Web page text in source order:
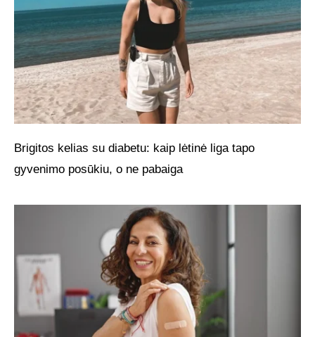
Brigitos kelias su diabetu: kaip lėtinė liga tapo
gyvenimo posūkiu, o ne pabaiga